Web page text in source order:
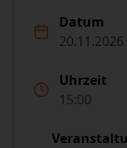
Datum
20.11.2026
Uhrzeit
15:00